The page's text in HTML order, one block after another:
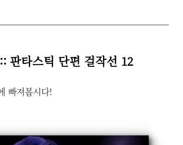
판타스틱 단편 걸작선 12
빠져봅시다!